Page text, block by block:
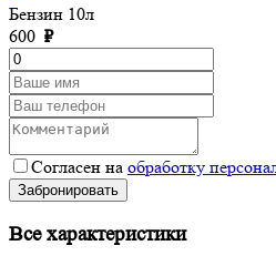
Бензин 10л
600 ₽
Согласен на обработку
Забронировать
Все характеристики